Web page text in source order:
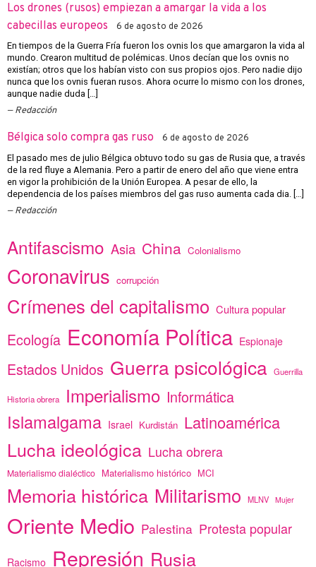
Los drones (rusos) empiezan a amargar la vida a los
cabecillas europeos
6 de agosto de 2026
En tiempos de la Guerra Fría fueron los ovnis los que amargaron la vida al
mundo. Crearon multitud de polémicas. Unos decían que los ovnis no
existían; otros que los habían visto con sus propios ojos. Pero nadie dijo
nunca que los ovnis fueran rusos. Ahora ocurre lo mismo con los drones,
aunque nadie duda […]
Redacción
Bélgica solo compra gas ruso 6 de agosto de 2026
El pasado mes de julio Bélgica obtuvo todo su gas de Rusia que, a través
de la red fluye a Alemania. Pero a partir de enero del año que viene entra
en vigor la prohibición de la Unión Europea. A pesar de ello, la
dependencia de los países miembros del gas ruso aumenta cada dia. […]
Redacción
Antifascismo Asia China Colonialismo
Coronavirus corrupción
Crímenes del capitalismo Cultura popular
Ecología Economía Política Espionaje
Estados Unidos Guerra psicológica Guerrilla
Historia obrera Imperialismo Informática
Islamalgama Israel Kurdistán Latinoamérica
Lucha ideológica Lucha obrera
Materialismo dialéctico Materialismo histórico MCI
Memoria histórica Militarismo MLNV Mujer
Oriente Medio Palestina Protesta popular
Racismo Represión Rusia